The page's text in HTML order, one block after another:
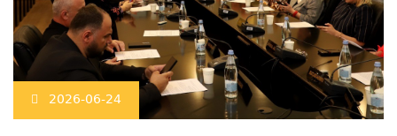
2026-06-24